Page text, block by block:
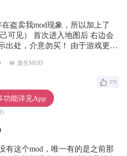
盗卖我mod现象，所以加上了
可见） 首次进入地图后 右边会
出处，介意勿买！ 由于游戏更新
不能正常进入游戏，大部分导致
文件，检查nativePC\plugins文
期的DLL文件，尽量保证文件最
年10月后 【 可试用30分钟,
派生MOD
379
有这个mod，唯一有的是之前那
功能详见App